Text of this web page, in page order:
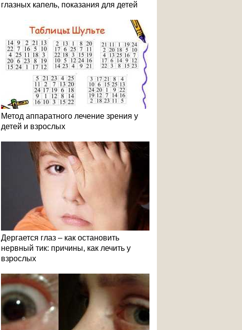
глазных капель, показания для детей
Метод аппаратного лечение зрения у
детей и взрослых
Дергается глаз – как остановить
нервный тик: причины, как лечить у
взрослых